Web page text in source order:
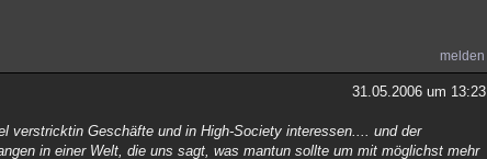
melden
31.05.2006 um 13:23
verstricktin Geschäfte und in High-Society interessen.... und der
in einer Welt, die uns sagt, was mantun sollte um mit möglichst mehr